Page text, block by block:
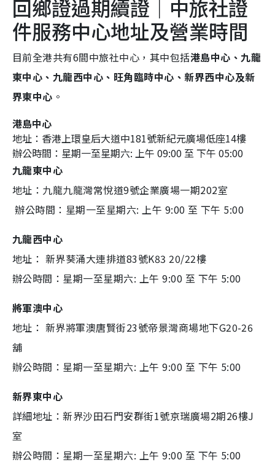
回鄉證過期續證｜中旅社證
件服務中心地址及營業時間
目前全港共有6間中旅社中心，其中包括港島中心、九龍
東中心、九龍西中心、旺角臨時中心、新界西中心及新
界東中心 。
港島中心
地址：香港上環皇后大道中181號新紀元廣場低座14樓
辦公時間：星期一至星期六: 上午 09:00 至 下午 05:00
九龍東中心
地址：九龍九龍灣常悅道9號企業廣場一期202室
辦公時間：星期一至星期六: 上午 9:00 至 下午 5:00
九龍西中心
地址： 新界葵涌大連排道83號K83 20/22樓
辦公時間：星期一至星期六: 上午 9:00 至 下午 5:00
將軍澳中心
地址： 新界將軍澳唐賢街23號帝景灣商場地下G20-26
舖
辦公時間：星期一至星期六: 上午 9:00 至 下午 5:00
新界東中心
詳細地址：新界沙田石門安群街1號京瑞廣場2期26樓J
室
辦公時間：星期一至星期六: 上午 9:00 至 下午 5:00